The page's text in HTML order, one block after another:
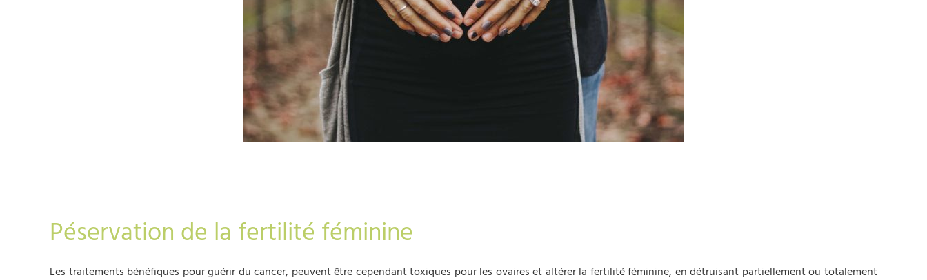
Péservation de la fertilité féminine
Les traitements bénéfiques pour guérir du cancer, peuvent être cependant toxiques pour les ovaires et altérer la fertilité féminine, en détruisant partiellement ou totalement